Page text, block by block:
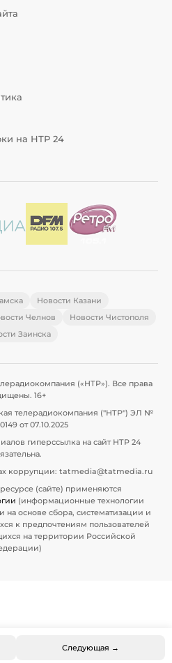
Следующая →
на НТР 24
Новости Казани
Челнов
Новости Чистополя
Заинска
(«НТР»). Все права
16+
телерадиокомпания ("НТР") ЭЛ №
от 07.10.2025
гиперссылка на сайт НТР 24
коррупции: tatmedia@tatmedia.ru
(сайте) применяются
(информационные технологии
основе сбора, систематизации и
к предпочтениям пользователей
на территории Российской